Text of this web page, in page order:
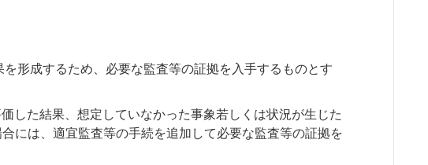
形成するため、必要な監査等の証拠を入手するものとす
した結果、想定していなかった事象若しくは状況が生じた
には、適宜監査等の手続を追加して必要な監査等の証拠を